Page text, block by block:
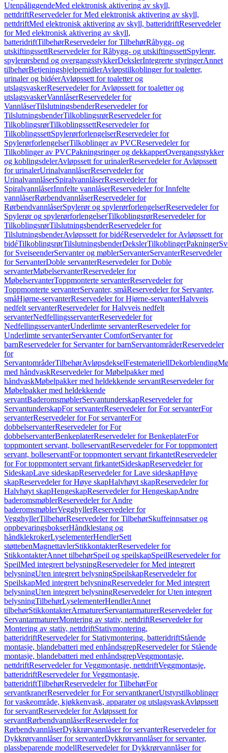
UtenpåliggendeMed elektronisk aktivering av skyll,
nettdriftReservedeler for Med elektronisk aktivering av skyll,
nettdriftMed elektronisk aktivering av skyll, batteridriftReservedeler
for Med elektronisk aktivering av skyll,
batteridriftTilbehørReservedeler for TilbehørRåbygg- og
utskiftingssettReservedeler for Råbygg- og utskiftingssettSpylerør,
spylerørsbend og overgangsstykkerDekslerIntegrerte styringerAnnet
tilbehørBetjeningshjelpemidlerAvløpstilkoblinger for toaletter,
urinaler og bidéerAvløpssett for toaletter og
utslagsvaskerReservedeler for Avløpssett for toaletter og
utslagsvaskerVannlåserReservedeler for
VannlåserTilslutningsbenderReservedeler for
TilslutningsbenderTilkoblingsrørReservedeler for
TilkoblingsrørTilkoblingssettReservedeler for
TilkoblingssettSpylerørforlengelserReservedeler for
SpylerørforlengelserTilkoblinger av PVCReservedeler for
Tilkoblinger av PVCPakningsringer og dekkapperOvergangsstykker
og koblingsdelerAvløpssett for urinalerReservedeler for Avløpssett
for urinalerUrinalvannlåserReservedeler for
UrinalvannlåserSpiralvannlåserReservedeler for
SpiralvannlåserInnfelte vannlåserReservedeler for Innfelte
vannlåserRørbendvannlåserReservedeler for
RørbendvannlåserSpylerør og spylerørforlengelserReservedeler for
Spylerør og spylerørforlengelserTilkoblingsrørReservedeler for
TilkoblingsrørTilslutningsbenderReservedeler for
TilslutningsbenderAvløpssett for bidéReservedeler for Avløpssett for
bidéTilkoblingsrørTilslutningsbenderDekslerTilkoblingerPakninger
for SveiseenderServanter og møblerServanterServanterReservedeler
for ServanterDoble servanterReservedeler for Doble
servanterMøbelservanterReservedeler for
MøbelservanterToppmonterte servanterReservedeler for
Toppmonterte servanterServanter, småReservedeler for Servanter,
småHjørne-servanterReservedeler for Hjørne-servanterHalvveis
nedfelt servanterReservedeler for Halvveis nedfelt
servanterNedfellingsservanterReservedeler for
NedfellingsservanterUnderlimte servanterReservedeler for
Underlimte servanterServanter ComfortServanter for
barnReservedeler for Servanter for barnServantområderReservedeler
for
ServantområderTilbehørAvløpsdekselFestemateriellDekorblending
med håndvaskReservedeler for Møbelpakker med
håndvaskMøbelpakker med heldekkende servantReservedeler for
Møbelpakker med heldekkende
servantBaderomsmøblerServantunderskapReservedeler for
ServantunderskapFor servanterReservedeler for For servanterFor
servanterReservedeler for For servanterFor
dobbelservanterReservedeler for For
dobbelservanterBenkeplaterReservedeler for BenkeplaterFor
toppmontert servant, bolleservantReservedeler for For toppmontert
servant, bolleservantFor toppmontert servant firkantetReservedeler
for For toppmontert servant firkantetSideskapReservedeler for
SideskapLave sideskapReservedeler for Lave sideskapHøye
skapReservedeler for Høye skapHalvhøyt skapReservedeler for
Halvhøyt skapHengeskapReservedeler for HengeskapAndre
baderomsmøblerReservedeler for Andre
baderomsmøblerVegghyllerReservedeler for
VegghyllerTilbehørReservedeler for TilbehørSkuffeinnsatser og
oppbevaringsbokserHåndklestang og
håndklekrokerLyselementerHendlerSett
støttebenMagnettavlerStikkontakterReservedeler for
StikkontakterAnnet tilbehørSpeil og speilskapSpeilReservedeler for
SpeilMed integrert belysningReservedeler for Med integrert
belysningUten integrert belysningSpeilskapReservedeler for
SpeilskapMed integrert belysningReservedeler for Med integrert
belysningUten integrert belysningReservedeler for Uten integrert
belysningTilbehørLyselementerHendlerAnnet
tilbehørStikkontakterArmaturerServantarmaturerReservedeler for
ServantarmaturerMontering av stativ, nettdriftReservedeler for
Montering av stativ, nettdriftStativmontering,
batteridriftReservedeler for Stativmontering, batteridriftStående
montasje, blandebatteri med enhåndsgrepReservedeler for Stående
montasje, blandebatteri med enhåndsgrepVeggmontasje,
nettdriftReservedeler for Veggmontasje, nettdriftVeggmontasje,
batteridriftReservedeler for Veggmontasje,
batteridriftTilbehørReservedeler for TilbehørFor
servantkranerReservedeler for For servantkranerUtstyrstilkoblinger
for vaskeområde, kjøkkenvask, apparater og utslagsvaskAvløpssett
for servantReservedeler for Avløpssett for
servantRørbendvannlåserReservedeler for
RørbendvannlåserDykkrørvannlåser for servanterReservedeler for
Dykkrørvannlåser for servanterDykkrørvannlåser for servanter,
plassbeparende modellReservedeler for Dykkrørvannlåser for